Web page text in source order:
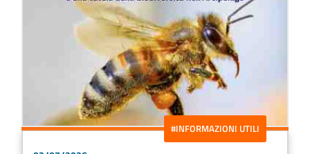
#INFORMAZIONI UTILI